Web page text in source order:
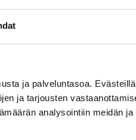
ja palveluntasoa.
ja tarjousten
analysointiin meidän ja
Heti saatavilla
1,6
2026 ,
36